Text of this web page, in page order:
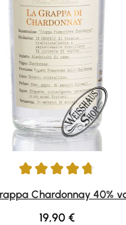
von 4.75 von
Chardonnay 40%
Regulärer Preis:
19,90 €